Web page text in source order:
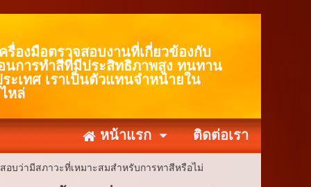
องมือตรวจสอบงานที่เกี่ยวข้องกับ
นการทำสีที่มีประสิทธิภาพสูง ทนทาน
เทศ เราเป็นตัวแทนจำหน่ายใน
หล่
หน้าแรก ติดต่อเรา
บว่ามีสภาวะที่เหมาะสมสำหรับการทาสีหรือไม่